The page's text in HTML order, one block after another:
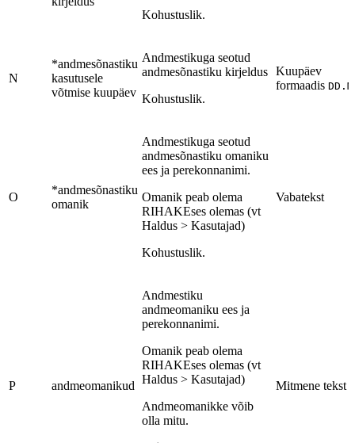
Kohustuslik.
N
*andmesõnastiku
kasutusele
võtmise kuupäev
Andmestikuga seotud
andmesõnastiku kirjeldus
Kohustuslik.
Kuupäev
formaadis
O
*andmesõnastiku
omanik
Andmestikuga seotud
andmesõnastiku omaniku
ees ja perekonnanimi.
Omanik peab olema
RIHAKEses olemas (vt
Haldus > Kasutajad)
Kohustuslik.
Vabatekst
P andmeomanikud
Andmestiku
andmeomaniku ees ja
perekonnanimi.
Omanik peab olema
RIHAKEses olemas (vt
Haldus > Kasutajad)
Andmeomanikke võib
olla mitu.
Mitmene tekst